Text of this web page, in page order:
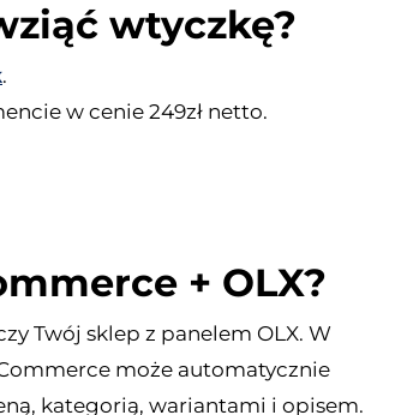
wtyczkę?
.
w cenie 249zł netto.
+ OLX?
Twój sklep z panelem OLX. W
może automatycznie
kategorią, wariantami i opisem.